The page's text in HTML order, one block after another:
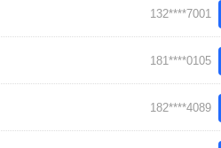
132****7001
181****0105
182****4089